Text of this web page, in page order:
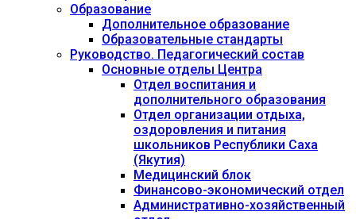
Образование
Дополнительное образование
Образовательные стандарты
Руководство. Педагогический состав
Основные отделы Центра
Отдел воспитания и
дополнительного образования
Отдел организации отдыха,
оздоровления и питания
школьников Республики Саха
(Якутия)
Медицинский блок
Финансово-экономический отдел
Административно-хозяйственный